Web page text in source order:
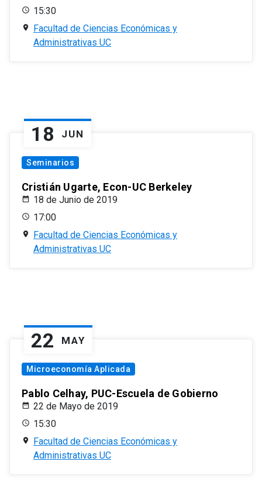
15:30
Facultad de Ciencias Económicas y
Administrativas UC
18 JUN
Seminarios
Cristián Ugarte, Econ-UC Berkeley
18 de Junio de 2019
17:00
Facultad de Ciencias Económicas y
Administrativas UC
22 MAY
Microeconomía Aplicada
Pablo Celhay, PUC-Escuela de Gobierno
22 de Mayo de 2019
15:30
Facultad de Ciencias Económicas y
Administrativas UC